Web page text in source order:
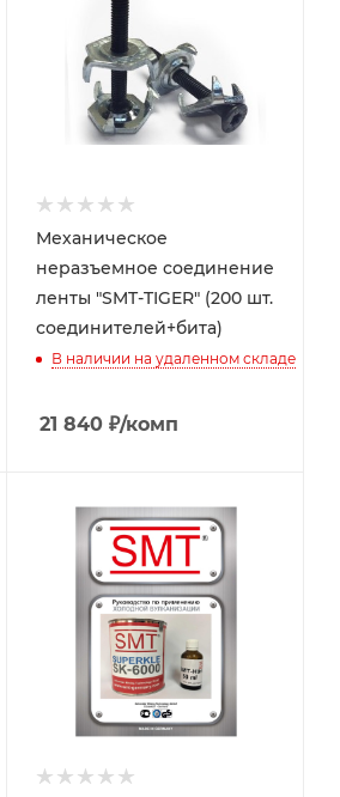
Механическое
неразъемное соединение
ленты "SMT-TIGER" (200 шт.
соединителей+бита)
В наличии на удаленном складе
21 840₽/комп